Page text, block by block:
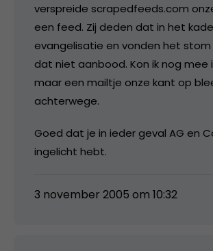
verspreide scrapedfeeds.com
een feed. Zij deden dat in het
evangelisatie en vonden het stom
dat niet aanbood. Kon ik nog mee
maar een mailtje onze kant op
achterwege.
Goed dat je in ieder geval AG en
ingelicht hebt.
3 november 2005 om 10:32